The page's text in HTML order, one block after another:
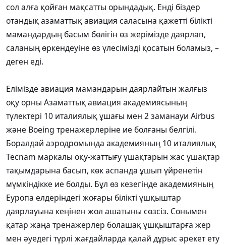
сол алға қойған мақсатты орындадық. Енді біздер
отандық азаматтық авиация саласына қажетті білікті
мамандардың басым бөлігін өз жерімізде даярлап,
саланың өркендеуіне өз үлесімізді қосатын боламыз, –
деген еді.
Елімізде авиация мамандарын даярлайтын жалғыз
оқу орны Азаматтық авиация академиясының
түлектері 10 италиялық ұшағы мен 2 заманауи Airbus
және Boeing тренажерлеріне ие болғаны белгілі.
Боралдай аэродромында академияның 10 италиялық
Tecnam маркалы оқу-жаттығу ұшақтарын жас ұшақтар
тақымдарына басып, көк аспанда ұшып үйренетін
мүмкіндікке ие болды. Бұл өз кезегінде академияның
Еуропа елдеріндегі жоғары білікті ұшқыштар
даярлауына кеңінен жол ашатыны сөзсіз. Сонымен
қатар жаңа тренажерлер болашақ ұшқыштарға жер
мен әуедегі түрлі жағдайларда қалай дұрыс әрекет ету